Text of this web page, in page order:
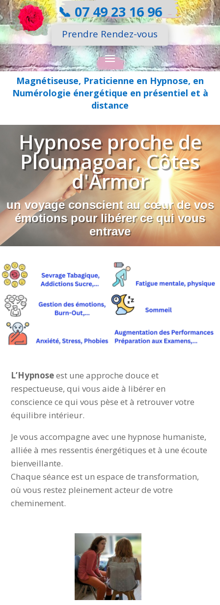
📞 07 49 23 16 96
Prendre Rendez-vous
Magnétiseuse, Praticienne en Hypnose, en
Numérologie énergétique en présentiel et à
distance
Hypnose proche de
Ploumagoar, Côtes
d'Armor
un voyage conscient au cœur de vos
émotions pour libérer ce qui vous
entrave
L’Hypnoseest une approche douce et
respectueuse, qui vous aide à libérer en
conscience ce qui vous pèse et à retrouver votre
équilibre intérieur.
Je vous accompagne avec une hypnose humaniste,
alliée à mes ressentis énergétiques et à une écoute
bienveillante.
Chaque séance est un espace de transformation,
où vous restez pleinement acteur de votre
cheminement.